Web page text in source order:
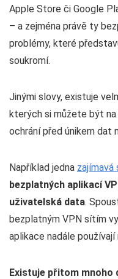
Apple Store či Google
– a zejména právě ty
problémy, které
soukromí.
Jinými slovy, existuje
kterých si můžete být
ochrání před únikem dat
Například jedna zajímavá
bezplatných aplikací
uživatelská data.
bezplatným VPN sítím
aplikace nadále
Existuje přitom mnoho